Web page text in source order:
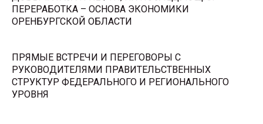
ПЕРЕРАБОТКА – ОСНОВА ЭКОНОМИКИ
ОРЕНБУРГСКОЙ ОБЛАСТИ
ПРЯМЫЕ ВСТРЕЧИ И ПЕРЕГОВОРЫ С
РУКОВОДИТЕЛЯМИ ПРАВИТЕЛЬСТВЕННЫХ
СТРУКТУР ФЕДЕРАЛЬНОГО И РЕГИОНАЛЬНОГО
УРОВНЯ